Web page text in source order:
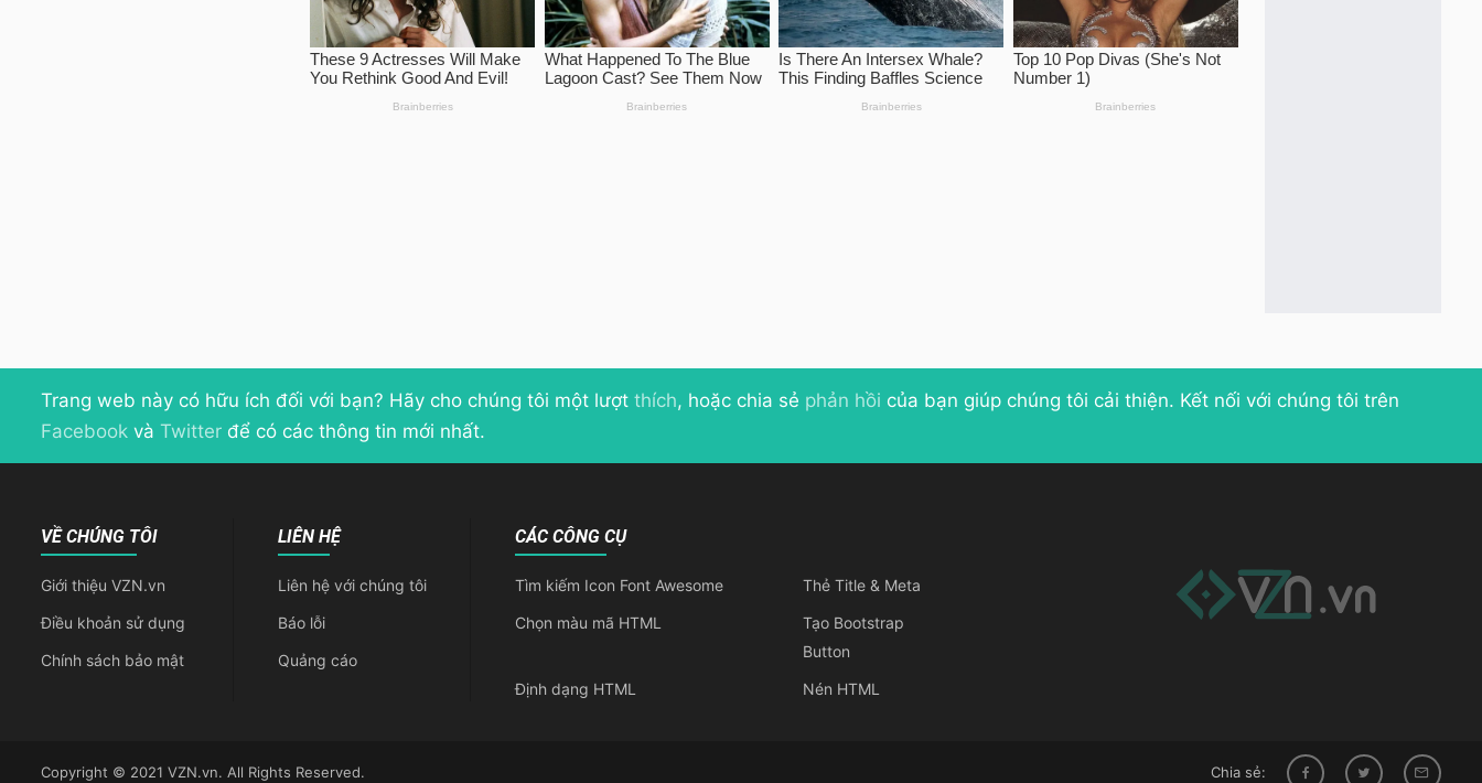
Trang web này có hữu ích đối với bạn? Hãy cho chúng tôi một lượt thích, hoặc chia sẻ phản hồi của bạn giúp chúng tôi cải thiện. Kết nối với chúng tôi trên
Facebook và Twitter để có các thông tin mới nhất.
VỀ CHÚNG TÔI
Giới thiệu VZN.vn
Điều khoản sử dụng
Chính sách bảo mật
LIÊN HỆ
Liên hệ với chúng tôi
Báo lỗi
Quảng cáo
CÁC CÔNG CỤ
Tìm kiếm Icon Font Awesome
Thẻ Title & Meta
Chọn màu mã HTML
Tạo Bootstrap
Button
Định dạng HTML
Nén HTML
Copyright © 2021 VZN.vn. All Rights Reserved. Chia sẻ: